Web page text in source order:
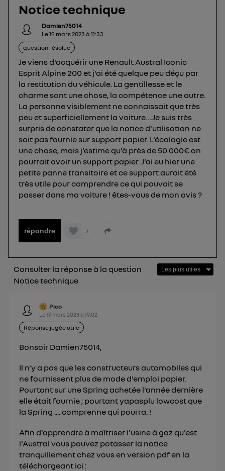
Notice technique
Damien75014
Le19 mars 2023 à 11:33
question résolue
Je viens d'acquérir une Renault Austral Iconic
Esprit Alpine 200 et j'ai été quelque peu déçu par
la restitution du véhicule. La gentillesse et le
charme sont une chose, la compétence une autre.
La personne visiblement ne connaissait que très
peu et superficiellement la voiture….Je suis très
surpris de constater que la notice d'utilisation ne
soit pas fournie sur support papier. L'écologie est
une chose, mais j'estime qu'à près de 50 000€ on
pourrait avoir un support papier. J'ai eu hier une
petite panne transitoire et ce support aurait été
très utile pour comprendre ce qui pouvait se
passer dans ma voiture ! êtes-vous de mon avis ?
répondre 7
Consulter la réponse à la question
Notice technique
Pico
Le19 mars 2023 à19:02
Réponse jugée utile
Bonsoir Damien75014,
Il n'y a pas que les constructeurs automobiles qui
ne fournissent plus de mode d'emploi papier.
Pourtant sur une Spring achetée l'année dernière
elle était fournie ; pourtant yapasplu lowcost que
la Spring .... comprenne qui pourra. !
Afin d'apprendre à maîtriser l'usine à gaz qu'est
l'Austral vous pouvez potasser la notice
tranquillement chez vous en version pdf en la
téléchargeant ici :
consentez sur chaque site).
La technologie Utiq a été conçue pour la
protection de vos données personnelles en vous
offrant choix et contrôle.
Elle utilise un identifiant créé par votre opérateur
télécom basé sur votre adresse IP et une référence
de votre contrat internet (ex : votre numéro de
téléphone).
L'identifiant est associé à votre connexion
internet. Ainsi, toutes les personnes utilisant la
même connexion et ayant consenties se verront
attribuer le même identifiant. En général :
Pour uneconnexion foyer(ex : Wi-Fi), la personnalisation sera basée
sur la navigation des membres du foyer ayant consentis.
Pour une connexion mobile , la personnalisation sera basée
uniquement sur la navigation de l'utilisateur du mobile.
Vous pouvez à tout moment retirer ce
consentement surle portail d’Utiq("
Politique d'information sur les données